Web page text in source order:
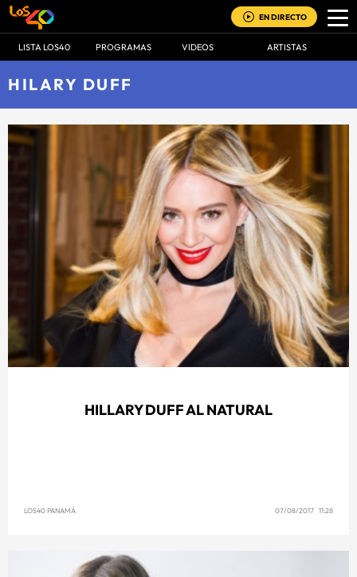
EN DIRECTO
LISTA LOS40 PROGRAMAS VIDEOS ARTISTAS
HILARY DUFF
HILLARY DUFF AL NATURAL
LOS40 PANAMÁ 07/08/2017 11:28